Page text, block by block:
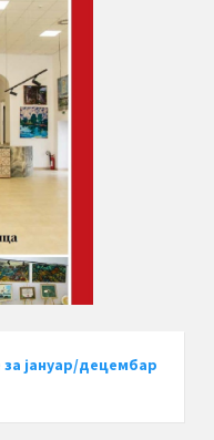
јануар/децембар